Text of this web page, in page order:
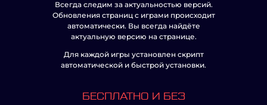
Всегда следим за актуальностью версий.
Обновления страниц с играми происходит
автоматически. Вы всегда найдёте
актуальную версию на странице.
Для каждой игры установлен скрипт
автоматической и быстрой установки.
БЕСПЛАТНО И БЕЗ